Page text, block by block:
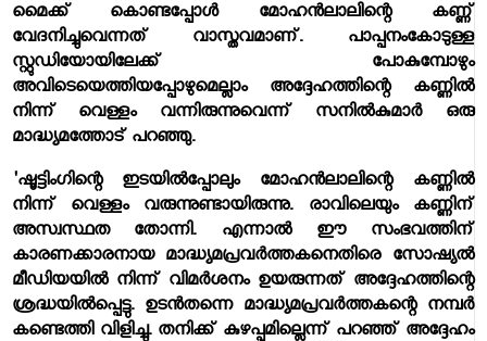
മൈക്ക് കൊണ്ടപ്പോള്‍ മോഹന്‍ലാലിന്റെ കണ്ണ്
വേദനിച്ചുവെന്നത് വാസ്തവമാണ്. പാപ്പനംകോടുള്ള
സ്റ്റുഡിയോയിലേക്ക് പോകുമ്പോഴും
അവിടെയെത്തിയപ്പോഴുമെല്ലാം അദ്ദേഹത്തിന്റെ കണ്ണില്‍
നിന്ന് വെള്ളം വന്നിരുന്നുവെന്ന് സനില്‍കുമാര്‍ ഒരു
മാദ്ധ്യമത്തോട് പറഞ്ഞു.
'ഷൂട്ടിംഗിന്റെ ഇടയില്‍പ്പോലും മോഹന്‍ലാലിന്റെ കണ്ണില്‍
നിന്ന് വെള്ളം വരുന്നുണ്ടായിരുന്നു. രാവിലെയും കണ്ണിന്
അസ്വസ്ഥത തോന്നി. എന്നാല്‍ ഈ സംഭവത്തിന്
കാരണക്കാരനായ മാദ്ധ്യമപ്രവര്‍ത്തകനെതിരെ സോഷ്യല്‍
മീഡിയയില്‍ നിന്ന് വിമര്‍ശനം ഉയരുന്നത് അദ്ദേഹത്തിന്റെ
ശ്രദ്ധയില്‍പ്പെട്ടു. ഉടന്‍തന്നെ മാദ്ധ്യമപ്രവര്‍ത്തകന്റെ നമ്പര്‍
കണ്ടെത്തി വിളിച്ചു. തനിക്ക് കുഴപ്പമില്ലെന്ന് പറഞ്ഞ് അദ്ദേഹം